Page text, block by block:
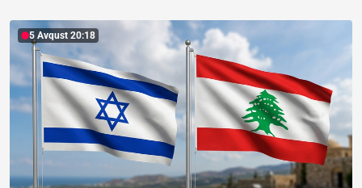
5 Avqust 20:18